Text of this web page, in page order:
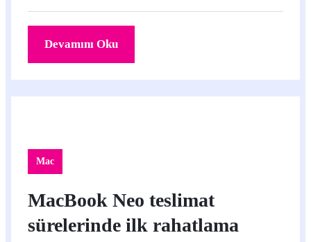
Devamını Oku
Mac
MacBook Neo teslimat
sürelerinde ilk rahatlama